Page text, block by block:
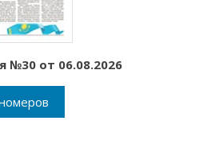
№30 от 06.08.2026